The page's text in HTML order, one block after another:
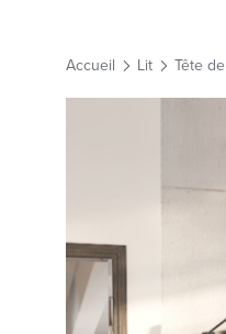
Accueil Lit Tête